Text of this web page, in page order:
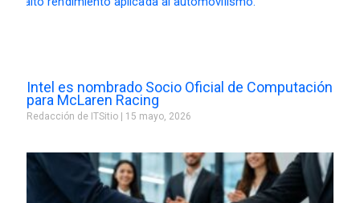
Intel es nombrado Socio Oficial de Computación
para McLaren Racing
Redacción de ITSitio 15 mayo, 2026